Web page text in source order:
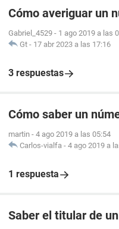
Cómo averiguar un
Gabriel_4529 - 1 ago 2019 a las
Gt - 17 abr 2023 a las 17:16
3 respuestas
Cómo saber un
martin - 4 ago 2019 a las 05:54
Carlos-vialfa - 4 ago 2019 a
1 respuesta
Saber el titular de